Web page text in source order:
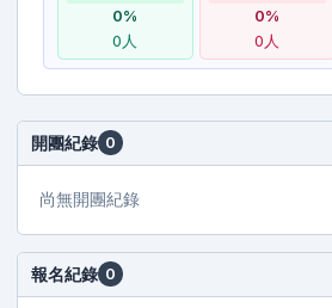
0%
0 人
0%
0 人
開團紀錄 0
尚無開團紀錄
報名紀錄 0